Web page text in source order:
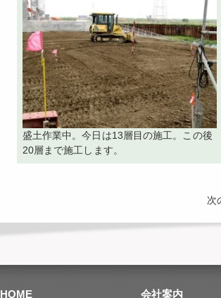
盛土作業中。今日は13層目の施工。この後
20層まで施工します。
次
HOME 会社案内